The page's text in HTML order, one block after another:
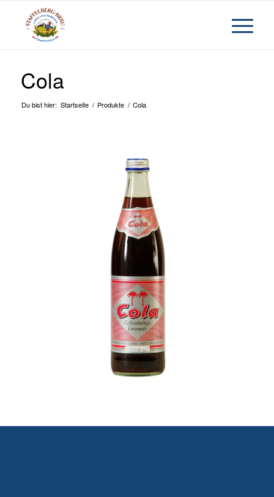
Cola
Du bist hier: Startseite / Produkte / Cola